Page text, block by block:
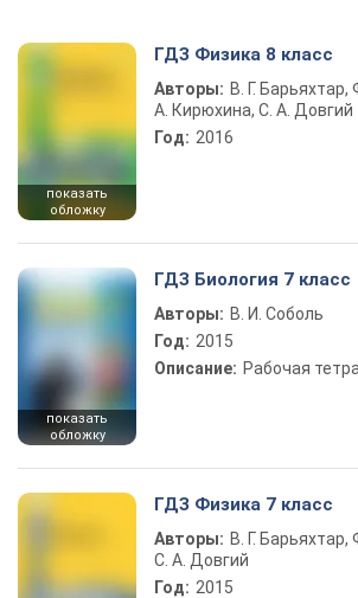
показать
обложку
ГДЗ Физика 8 класс
Авторы: В. Г. Барьяхтар,
А. Кирюхина, С. А. Довгий
Год: 2016
показать
обложку
ГДЗ Биология 7 класс
Авторы: В. И. Соболь
Год: 2015
Описание: Рабочая
ГДЗ Физика 7 класс
Авторы: В. Г.
С. А. Довгий
Год: 2015